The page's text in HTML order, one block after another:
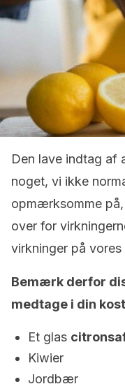
Den lave indtag af
noget, vi ikke
opmærksomme
over for
virkninger på vores
Bemærk derfor
medtage i din
Et glas
Kiwier
Jordbær